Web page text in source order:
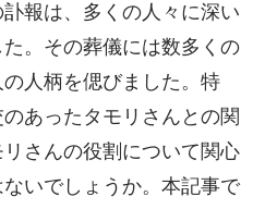
報は、多くの人々に深い
。その葬儀には数多くの
人柄を偲びました。特
あったタモリさんとの関
さんの役割について関心
いでしょうか。本記事で